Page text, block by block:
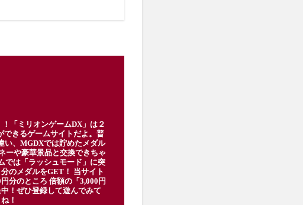
「ミリオンゲームDX」は２
できるゲームサイトだよ。普
い、MGDXでは貯めたメダル
ーや豪華景品と交換できちゃ
では「ラッシュモード」に突
のメダルをGET！ 当サイト
分のところ 倍額の「3,000円
！ぜひ登録して遊んでみて
ね！